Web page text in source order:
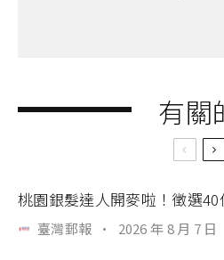
有關
桃園銀髮達人開麥啦！徵選
臺灣郵報 · 2026 年 8 月 7 日